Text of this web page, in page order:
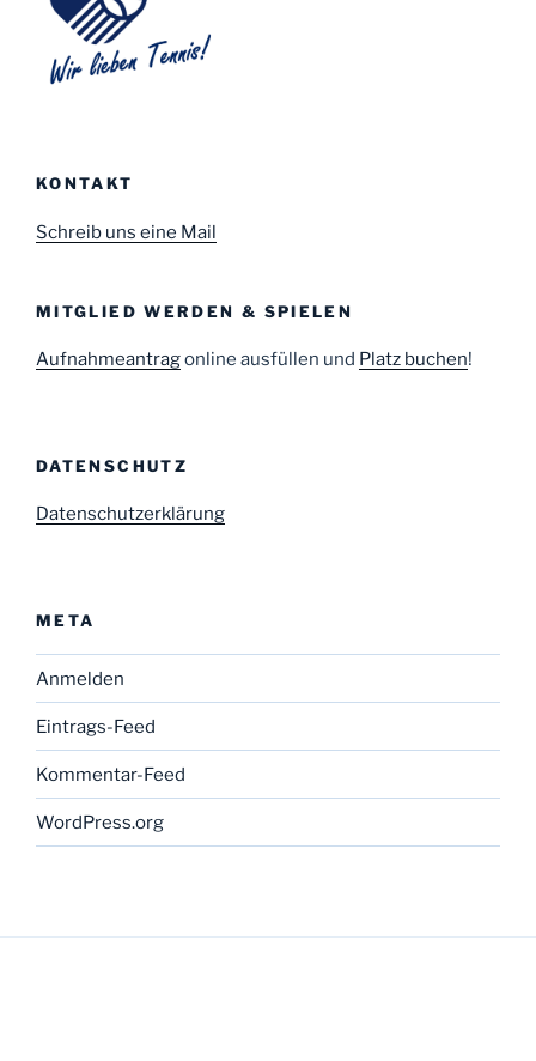
KONTAKT
Schreib uns eine Mail
MITGLIED WERDEN & SPIELEN
Aufnahmeantragonline ausfüllen und Platz buchen!
DATENSCHUTZ
Datenschutzerklärung
META
Anmelden
Eintrags-Feed
Kommentar-Feed
WordPress.org